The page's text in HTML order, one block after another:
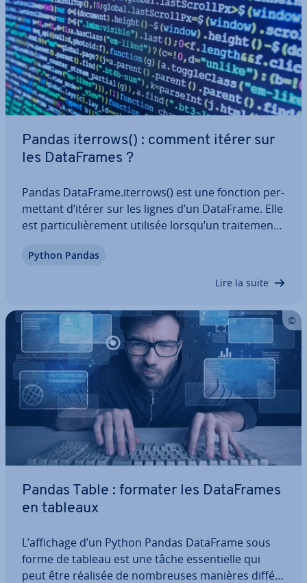
Pandas iterrows() : comment itérer sur
les Da­ta­Frames ?
Pandas DataFrame.iterrows() est une fonction per­
met­tant d’itérer sur les lignes d’un DataFrame. Elle
est par­ti­cu­liè­re­ment utilisée lorsqu’un trai­te­ment
l’exécution de calculs. Apprenez ici comment tra­
Python Pandas
Lire la suite
Pandas Table : formater les Da­ta­Frames
en tableaux
L’affichage d’un Python Pandas DataFrame sous
forme de tableau est une tâche es­sen­tielle qui
peut être réalisée de nom­breuses manières dif­fé­